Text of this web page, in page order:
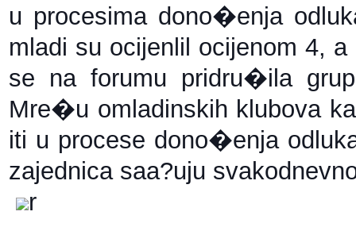
u procesima dono�enja
mladi su ocijenlil ocijenom 4,
se na forumu pridru�ila
Mre�u omladinskih klubova
iti u procese dono�enja
zajednica saa?uju
r